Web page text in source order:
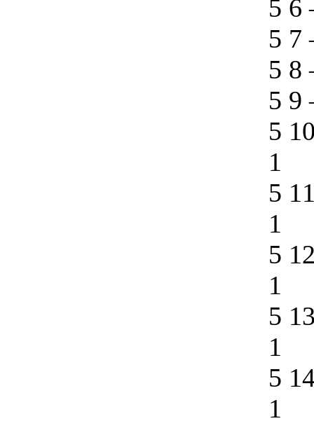
5 6
5 7
5 8
5 9
5
1
5
1
5
1
5
1
5
1